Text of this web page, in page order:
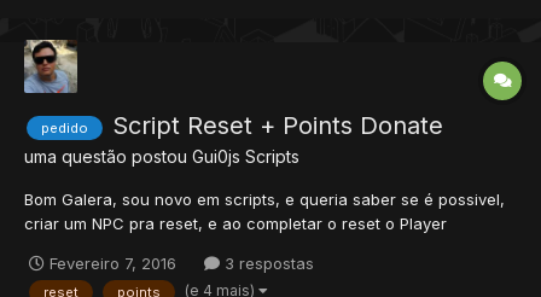
pedido Script Reset + Points Donate
uma questão postou Gui0js Scripts
Bom Galera, sou novo em scripts, e queria saber se é possivel,
criar um NPC pra reset, e ao completar o reset o Player
quantia de POINTS Donate, do site. EX: Upei até 600 lvl, um level
Fevereiro 7, 2016 3 respostas
reset points (e 4 mais)